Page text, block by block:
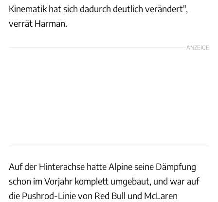
Kinematik hat sich dadurch deutlich verändert",
verrät Harman.
ANZEIGE
Auf der Hinterachse hatte Alpine seine Dämpfung
schon im Vorjahr komplett umgebaut, und war auf
die Pushrod-Linie von Red Bull und McLaren